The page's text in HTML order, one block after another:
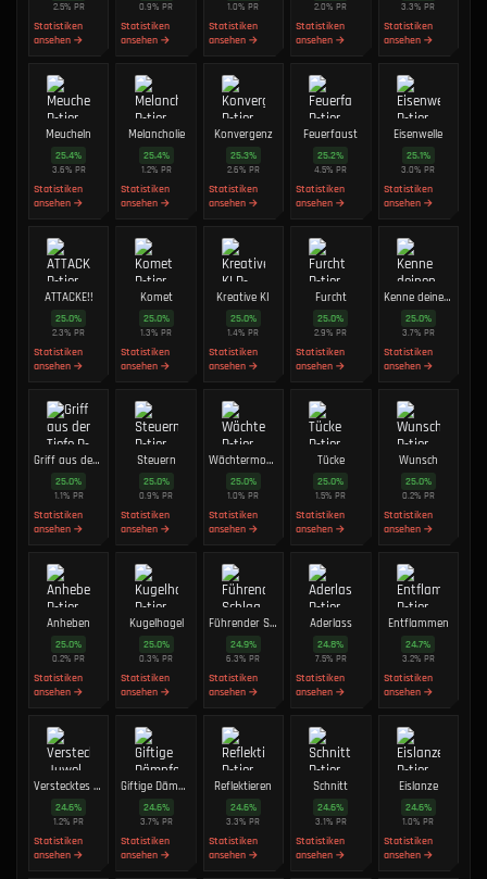
2.5% PR
Statistiken
ansehen →
0.9%PR
Statistiken
ansehen →
1.0%PR
Statistiken
ansehen →
2.0%PR
Statistiken
ansehen →
3.3%PR
Statistiken
ansehen →
Meucheln
25.4%
3.6% PR
Statistiken
ansehen →
Melancholie
25.4%
1.2% PR
Statistiken
ansehen →
Konvergenz
25.3%
2.6% PR
Statistiken
ansehen →
Feuerfaust
25.2%
4.5%PR
Statistiken
ansehen →
Eisenwelle
25.1%
3.0%PR
Statistiken
ansehen →
ATTACKE!!
25.0%
2.3%PR
Statistiken
ansehen →
Komet
25.0%
1.3%PR
Statistiken
ansehen →
Kreative KI
25.0%
1.4%PR
Statistiken
ansehen →
Furcht
25.0%
2.9%PR
Statistiken
ansehen →
Kenne deinen Platz
25.0%
3.7% PR
Statistiken
ansehen →
Griff aus der Tiefe
25.0%
1.1% PR
Statistiken
ansehen →
Steuern
25.0%
0.9%PR
Statistiken
ansehen →
Wächtermodus
25.0%
1.0%PR
Statistiken
ansehen →
Tücke
25.0%
1.5%PR
Statistiken
ansehen →
Wunsch
25.0%
0.2% PR
Statistiken
ansehen →
Anheben
25.0%
0.2%PR
Statistiken
ansehen →
Kugelhagel
25.0%
0.3%PR
Statistiken
ansehen →
Führender Schlag
24.9%
6.3%PR
Statistiken
ansehen →
Aderlass
24.8%
7.5% PR
Statistiken
ansehen →
Entflammen
24.7%
3.2% PR
Statistiken
ansehen →
Verstecktes Juwel
24.6%
1.2%PR
Statistiken
ansehen →
Giftige Dämpfe
24.6%
3.7% PR
Statistiken
ansehen →
Reflektieren
24.6%
3.3%PR
Statistiken
ansehen →
Schnitt
24.6%
3.1% PR
Statistiken
ansehen →
Eislanze
24.6%
1.0%PR
Statistiken
ansehen →